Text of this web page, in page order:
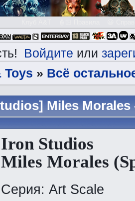
Войдите или
Toys » Всё
Miles Morales
Iron Studios
Miles Morales
Серия: Art Scale